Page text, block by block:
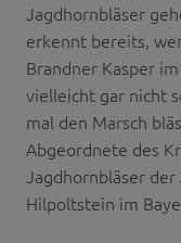
Jagdhornbläser
erkennt bereits,
Brandner Kasper
vielleicht gar nicht
mal den Marsch
Abgeordnete des
Jagdhornbläser
Hilpoltstein im